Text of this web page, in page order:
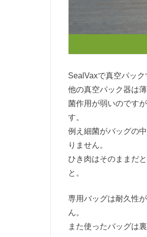
SealVaxで真空パック
他の真空パック器は
菌作用が弱いのです
す。
例え細菌がバッグの
りません。
ひき肉はそのままだ
と。
専用バッグは耐久性
ん。
また使ったバッグは